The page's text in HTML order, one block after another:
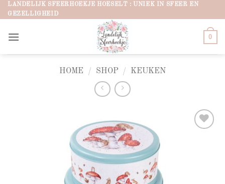
Ga
naar
LANDELIJK SFEERHOEKJE HOESELT : UNIEK IN SFEER EN
GEZELLIGHEID
0
HOME / SHOP / KEUKEN